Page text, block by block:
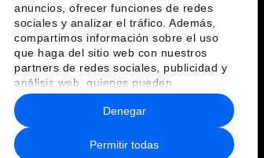
anuncios, ofrecer funciones de redes
sociales y analizar el tráfico. Además,
compartimos información sobre el uso
que haga del sitio web con nuestros
partners de redes sociales, publicidad y
análisis web, quienes pueden
combinarla con otra información que les
haya proporcionado o que hayan
recopilado a partir del uso que haya
hecho de sus servicios.
Permitir todas
Denegar